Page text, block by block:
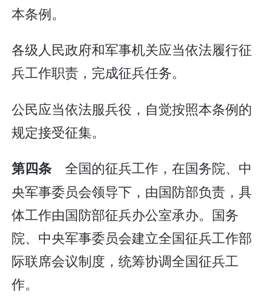
本条例。
各级人民政府和军事机关应当依法履行征
兵工作职责，完成征兵任务。
公民应当依法服兵役，自觉按照本条例的
规定接受征集。
第四条 全国的征兵工作，在国务院、中
央军事委员会领导下，由国防部负责，具
体工作由国防部征兵办公室承办。国务
院、中央军事委员会建立全国征兵工作部
际联席会议制度，统筹协调全国征兵工
作。